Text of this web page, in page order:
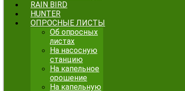
RAIN BIRD
HUNTER
ОПРОСНЫЕ ЛИСТЫ
Об опросных
листах
На насосную
станцию
На капельное
орошение
На капельную